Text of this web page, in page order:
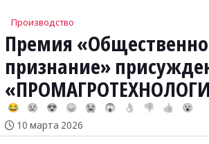
Производство
Премия
признание»
😂 😢 😍 😞 😭 😱 👌 👎 👍 😮
10 марта 2026